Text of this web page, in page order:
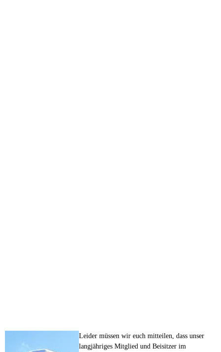
Leider müssen wir euch mitteilen, dass unser
langjähriges Mitglied und Beisitzer im